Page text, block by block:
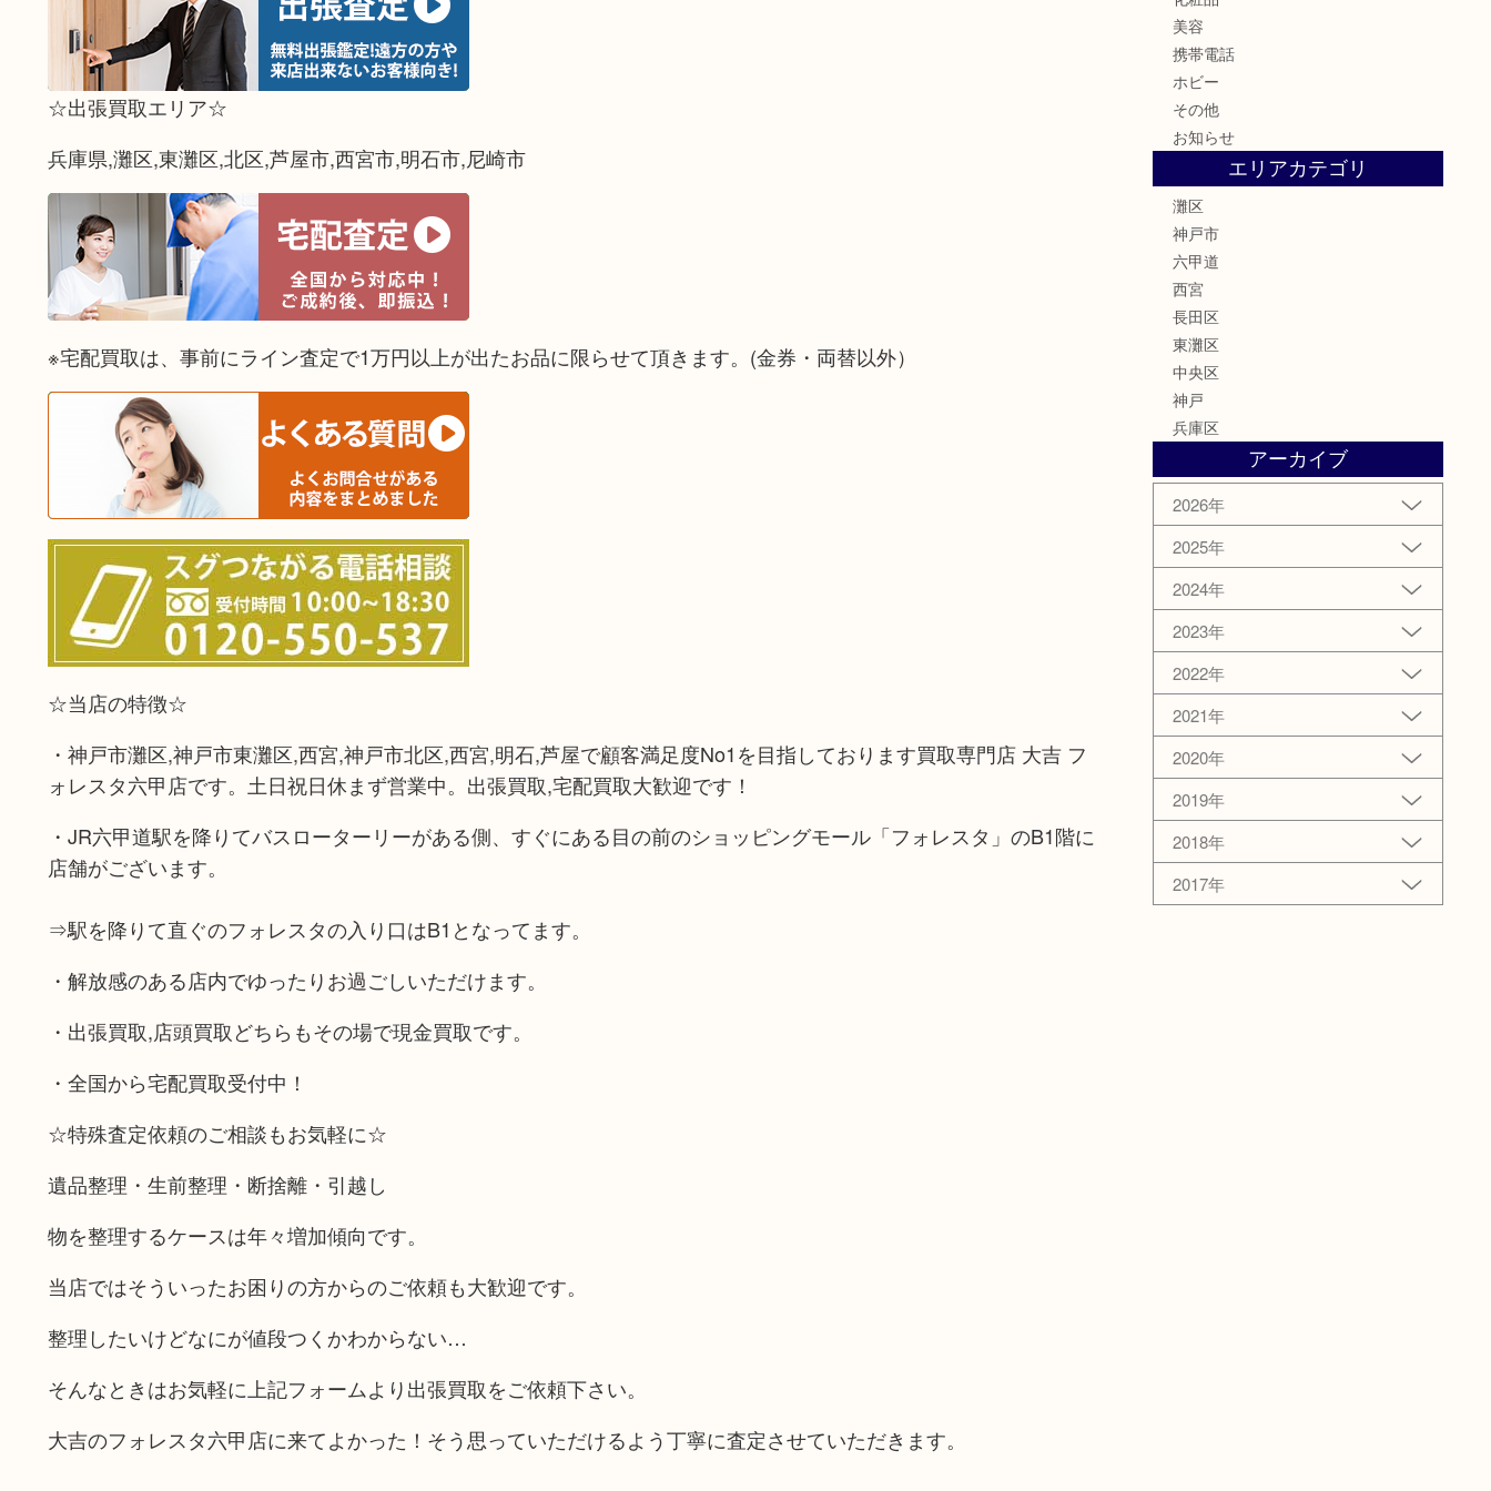
☆出張買取エリア☆
兵庫県,灘区,東灘区,北区,芦屋市,西宮市,明石市,尼崎市
※宅配買取は、事前にライン査定で1万円以上が出たお品に限らせて頂きます。(金券・両替以外）
☆当店の特徴☆
・神戸市灘区,神戸市東灘区,西宮,神戸市北区,西宮,明石,芦屋で顧客満足度No1を目指しております買取専門店 大吉 フ
ォレスタ六甲店です。土日祝日休まず営業中。出張買取,宅配買取大歓迎です！
・JR六甲道駅を降りてバスローターリーがある側、すぐにある目の前のショッピングモール「フォレスタ」のB1階に
店舗がございます。
⇒駅を降りて直ぐのフォレスタの入り口はB1となってます。
・解放感のある店内でゆったりお過ごしいただけます。
・出張買取,店頭買取どちらもその場で現金買取です。
・全国から宅配買取受付中！
☆特殊査定依頼のご相談もお気軽に☆
遺品整理・生前整理・断捨離・引越し
物を整理するケースは年々増加傾向です。
当店ではそういったお困りの方からのご依頼も大歓迎です。
整理したいけどなにが値段つくかわからない…
そんなときはお気軽に上記フォームより出張買取をご依頼下さい。
大吉のフォレスタ六甲店に来てよかった！そう思っていただけるよう丁寧に査定させていただきます。
美容
携帯電話
ホビー
その他
お知らせ
エリアカテゴリ
灘区
神戸市
六甲道
西宮
長田区
東灘区
中央区
神戸
兵庫区
アーカイブ
2026年
2025年
2024年
2023年
2022年
2021年
2020年
2019年
2018年
2017年